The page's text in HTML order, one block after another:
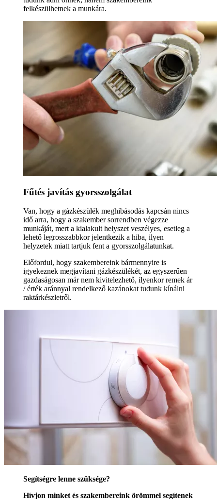
felkészülhetnek a munkára.
Fűtés javítás gyorsszolgálat
Van, hogy a gázkészülék meghibásodás kapcsán nincs
idő arra, hogy a szakember sorrendben végezze
munkáját, mert a kialakult helyszet veszélyes, esetleg a
lehető legrosszabbkor jelentkezik a hiba, ilyen
helyzetek miatt tartjuk fent a gyorsszolgálatunkat.
Előfordul, hogy szakembereink bármennyire is
igyekeznek megjavítani gázkészülékét, az egyszerűen
gazdaságosan már nem kivitelezhető, ilyenkor remek ár
/ érték aránnyal rendelkező kazánokat tudunk kínálni
raktárkészletről.
Segítségre lenne szüksége?
Hívjon minket és szakembereink örömmel segítenek